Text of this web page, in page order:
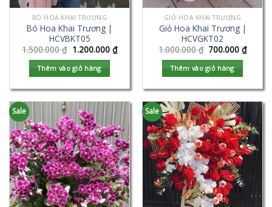
BÓ HOA KHAI TRƯƠNG
Bó Hoa Khai Trương |
HCVBKT05
1.500.000₫ 1.200.000 ₫
Thêm vào giỏ hàng
GIỎ HOA KHAI TRƯƠNG
Giỏ Hoa Khai Trương |
HCVGKT02
1.000.000₫ 700.000₫
Thêm vào giỏ hàng
Sale Sale